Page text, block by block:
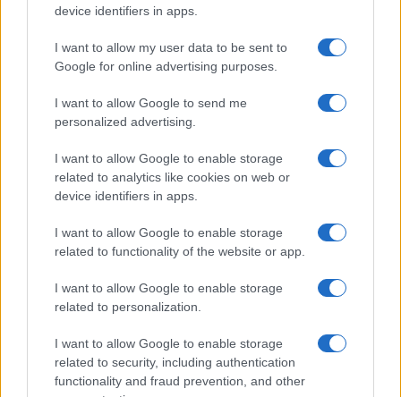
device identifiers in apps.
I want to allow my user data to be sent to
Google for online advertising purposes.
I want to allow Google to send me
personalized advertising.
I want to allow Google to enable storage
related to analytics like cookies on web or
device identifiers in apps.
I want to allow Google to enable storage
related to functionality of the website or app.
I want to allow Google to enable storage
related to personalization.
I want to allow Google to enable storage
related to security, including authentication
functionality and fraud prevention, and other
Svájcban azonban nem hősként fogadták,
tevékenységét eltitkolták, úgymond hiányos
költségigazolásaiért és hatáskörének
túllépéséért (azaz a kollektív útlevelek
kiadásáért) megrovásban részesítették. Az
idegösszeomlást szenvedett Lutz odahaza
csak 1958-ban kapta meg a neki kijáró
elismerést.
Izrael nem feledkezett meg róla:
a Jad Vasem 1964-ben első
svájciként adományozta neki a